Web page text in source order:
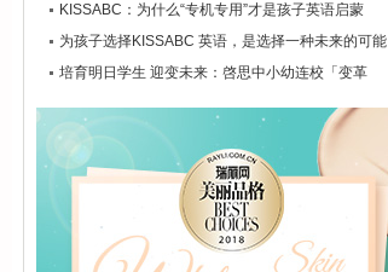
KISSABC：为什么“专机专用”才是孩子英语启蒙
为孩子选择KISSABC 英语，是选择一种未来的可能
培育明日学生 迎变未来：啓思中小幼连校「变革